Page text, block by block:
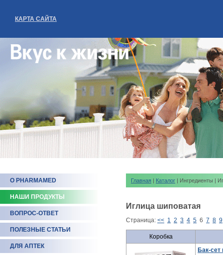
КАРТА САЙТА
О PHARMAMED
НАШИ ПРОДУКТЫ
ВОПРОС-ОТВЕТ
ПОЛЕЗНЫЕ СТАТЬИ
ДЛЯ АПТЕК
Главная | Каталог | Ингредиенты |
Иглица шиповатая
Страница: << 1 2 3 4 5 6 7 8 9
Коробка
Бак-